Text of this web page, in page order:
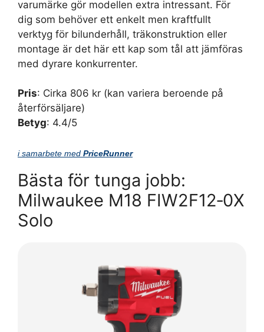
varumärke gör modellen extra intressant. För
dig som behöver ett enkelt men kraftfullt
verktyg för bilunderhåll, träkonstruktion eller
montage är det här ett kap som tål att jämföras
med dyrare konkurrenter.
Pris: Cirka 806 kr (kan variera beroende på
återförsäljare)
Betyg: 4.4/5
i samarbete med PriceRunner
Bästa för tunga jobb:
Milwaukee M18 FIW2F12‑0X
Solo